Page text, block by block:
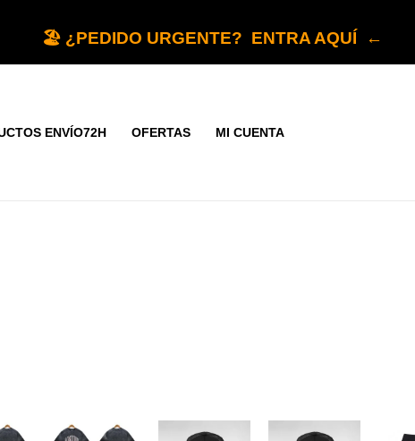
🏖️ ¿PEDIDO URGENTE? ENTRA AQUÍ ←
ENVÍO72H OFERTAS MI CUENTA
Este
Este